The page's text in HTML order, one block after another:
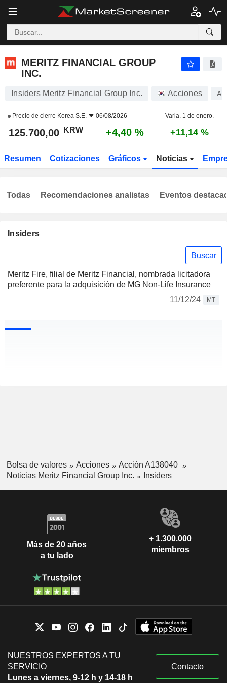
MERITZ FINANCIAL GROUP
INC.
Insiders Meritz Financial Group Inc. Acciones
Precio de cierre Korea S.E. 06/08/2026 Varia. 1 de enero.
125.700,00 KRW +4,40 % +11,14 %
Resumen Cotizaciones Gráficos Noticias
Insiders
Buscar
Meritz Fire, filial de Meritz Financial, nombrada licitadora
preferente para la adquisición de MG Non-Life Insurance
11/12/24
MT
Todas Recomendaciones analistas Eventos
Bolsa de valores Acciones
Acción A138040
Noticias Meritz Financial Group Inc.
Insiders
Más de 20 años
a tu lado
+ 1.300.000
miembros
NUESTROS EXPERTOS A TU
SERVICIO
Lunes a viernes, 9-12 h y 14-18 h
Contacto